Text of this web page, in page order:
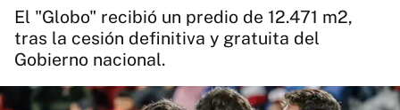
Diario del Juicio
El "Globo" recibió un predio de 12.471 m2,
tras la cesión definitiva y gratuita del
Gobierno nacional.